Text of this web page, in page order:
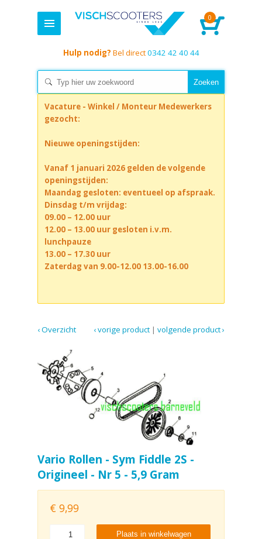
0
Hulp nodig? Bel direct0342 42 40 44
Vacature - Winkel / Monteur Medewerkers
gezocht:
Nieuwe openingstijden:
Vanaf 1 januari 2026 gelden de volgende
openingstijden:
Maandag gesloten: eventueel op afspraak.
Dinsdag t/m vrijdag:
09.00 – 12.00 uur
12.00 – 13.00 uur gesloten i.v.m.
lunchpauze
13.00 – 17.30 uur
Zaterdag van 9.00-12.00 13.00-16.00
‹ Overzicht volgende product ›
|
‹ vorige product
Vario Rollen - Sym Fiddle 2S -
Origineel - Nr 5 - 5,9 Gram
€ 9,99
Plaats in winkelwagen